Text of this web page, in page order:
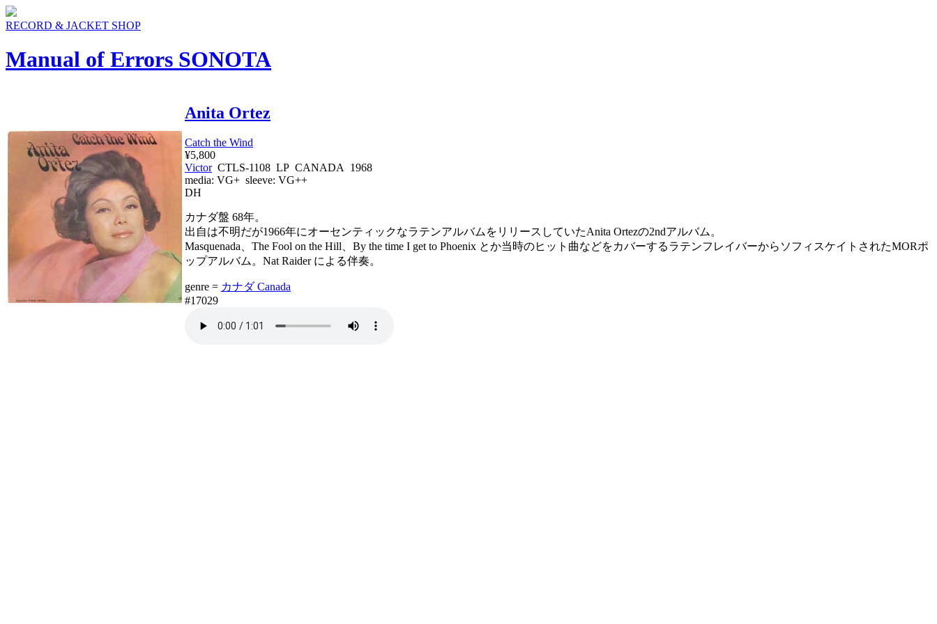
RECORD & JACKET SHOP
Manual of Errors SONOTA
Anita Ortez
Catch the Wind
¥5,800
VictorCTLS-1108 LP CANADA 1968
media: VG+ sleeve: VG++
DH
カナダ盤 68年。
出自は不明だが1966年にオーセンティックなラテンアルバムをリリースしていたAnita Ortezの2ndアルバム。
Masquenada、The Fool on the Hill、By the time I get to Phoenix とか当時のヒット曲などをカバーするラテンフレイバーからソフィスケイトされたMORポ
ップアルバム。Nat Raider による伴奏。
genre = カナダ Canada
#17029